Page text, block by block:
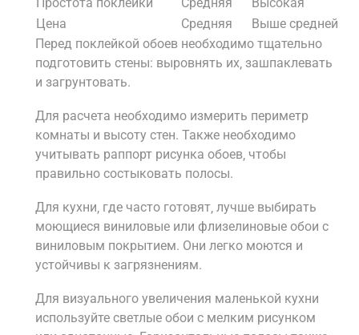
Цена
Средняя
Выше средней
Перед поклейкой обоев необходимо тщательно
подготовить стены: выровнять их‚ зашпаклевать
и загрунтовать.
Для расчета необходимо измерить периметр
комнаты и высоту стен. Также необходимо
учитывать раппорт рисунка обоев‚ чтобы
правильно состыковать полосы.
Для кухни‚ где часто готовят‚ лучше выбирать
моющиеся виниловые или флизелиновые обои с
виниловым покрытием. Они легко моются и
устойчивы к загрязнениям.
Для визуального увеличения маленькой кухни
используйте светлые обои с мелким рисунком